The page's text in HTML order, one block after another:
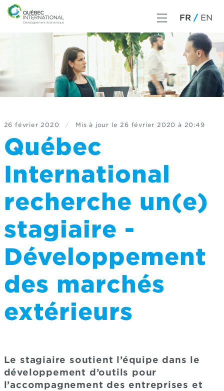
FR EN
26 février 2020 / Mis à jour le 26 février 2020 à 20:49
Québec
International
recherche un(e)
stagiaire -
Développement
des marchés
extérieurs
Le stagiaire soutient l’équipe dans le
développement d’outils pour
l’accompagnement des entreprises et